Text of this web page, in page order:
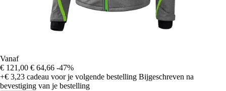
Vanaf
€ 121,00 € 64,66 -47%
+€ 3,23 cadeau voor je volgende bestelling Bijgeschreven na
bevestiging van je bestelling